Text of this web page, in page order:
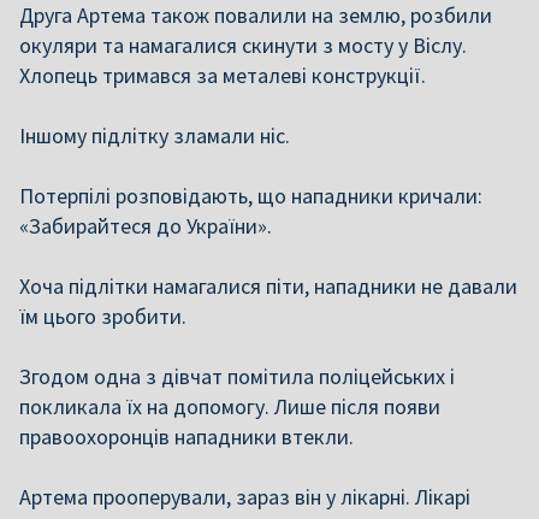
Друга Артема також повалили на землю, розбили
окуляри та намагалися скинути з мосту у Віслу.
Хлопець тримався за металеві конструкції.
Іншому підлітку зламали ніс.
Потерпілі розповідають, що нападники кричали:
«Забирайтеся до України».
Хоча підлітки намагалися піти, нападники не давали
їм цього зробити.
Згодом одна з дівчат помітила поліцейських і
покликала їх на допомогу. Лише після появи
правоохоронців нападники втекли.
Артема прооперували, зараз він у лікарні. Лікарі